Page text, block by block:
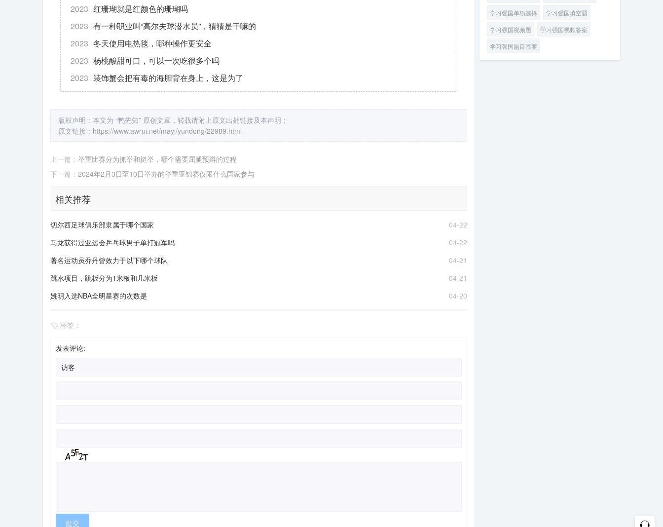
2023 红珊瑚就是红颜色的珊瑚吗
2023 有一种职业叫“高尔夫球潜水员”，猜猜是干嘛的
2023 冬天使用电热毯，哪种操作更安全
2023 杨桃酸甜可口，可以一次吃很多个吗
2023 装饰蟹会把有毒的海胆背在身上，这是为了
版权声明：本文为 “鸭先知” 原创文章，转载请附上原文出处链接及本声明；
原文链接： https://www.awrui.net/mayi/yundong/22989.html
上一篇： 举重比赛分为抓举和挺举，哪个需要屈腿预蹲的过程
下一篇： 2024年2月3日至10日举办的举重亚锦赛仅限什么国家参与
相关推荐
04-22
切尔西足球俱乐部隶属于哪个国家
04-22
马龙获得过亚运会乒乓球男子单打冠军吗
04-21
著名运动员乔丹曾效力于以下哪个球队
04-21
跳水项目，跳板分为1米板和几米板
04-20
姚明入选NBA全明星赛的次数是
标签：
发表评论:
学习强国单项选择
学习强国填空题
学习强国视频题
学习强国视频答案
学习强国题目答案